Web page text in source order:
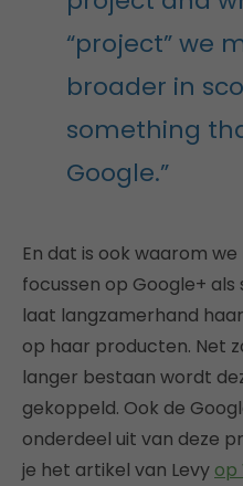
“project” we
broader in
something
Google.”
En dat is ook waarom
focussen op Google+
laat langzamerhand
op haar producten. Net
langer bestaan wordt
gekoppeld. Ook de
onderdeel uit van deze
je het artikel van Levy op